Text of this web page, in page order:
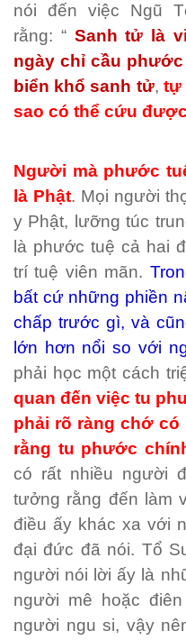
nói đến việc Ngũ
rằng: “ Sanh tử là
ngày chỉ cầu phước
biển khổsanh tử, tự
sao có thể cứu
Người mà phước
là Phật. Mọi người
y Phật, lưỡng túc
là phước tuệ cả hai
trí tuệ viên mãn.
bất cứ những phiền
chấp trước gì, và
lớn hơn nổi so với
phải học một cách
quan đến việc tu
phải rõ ràng chớ
rằng tu phước
có rất nhiều người
tưởng rằng đến làm
điều ấy khác xa với
đại đức đã nói. Tổ
người nói lời ấy là
người mê hoặc
người ngu si, vậy